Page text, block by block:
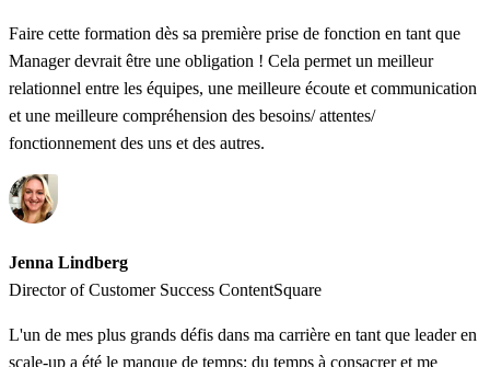
Faire cette formation dès sa première prise de fonction en tant que
Manager devrait être une obligation ! Cela permet un meilleur
relationnel entre les équipes, une meilleure écoute et communication
et une meilleure compréhension des besoins/ attentes/
fonctionnement des uns et des autres.
Jenna Lindberg
Director of Customer Success ContentSquare
L'un de mes plus grands défis dans ma carrière en tant que leader en
scale-up a été le manque de temps: du temps à consacrer et me